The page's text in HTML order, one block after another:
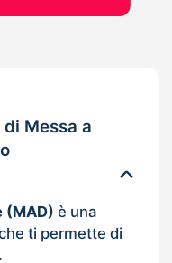
Messa a
(MAD) è una
ti permette di